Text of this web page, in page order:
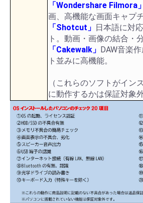
「Wondershare Filmora」
画、高機能な画面キャプチ
「Shotcut」 日本語に対
ト。動画・画像の結合・
「Cakewalk」 DAW音楽
ト並みに高機能。
（これらのソフトがイン
に動作するかは保証対象外